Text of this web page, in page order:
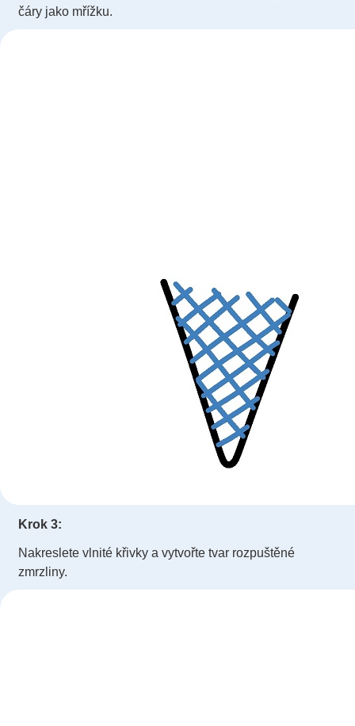
čáry jako mřížku.
Krok 3:
Nakreslete vlnité křivky a vytvořte tvar rozpuštěné
zmrzliny.